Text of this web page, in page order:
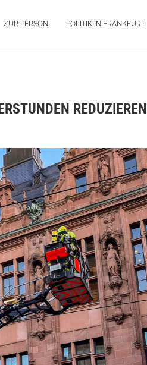
ZUR PERSON POLITIK IN FRANKFURT
REDUZIEREN